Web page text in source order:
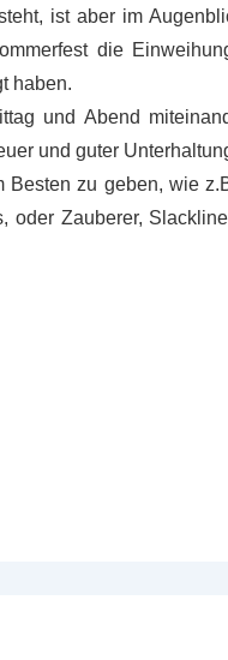
ist aber im
die
haben.
und Abend
und guter
zu geben, wie
Zauberer,